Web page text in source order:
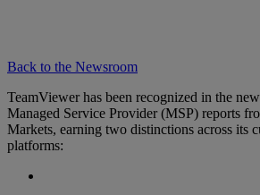
Back to the Newsroom
TeamViewer has been recognized in the
Managed Service Provider (MSP) reports
Markets, earning two distinctions across its
platforms: